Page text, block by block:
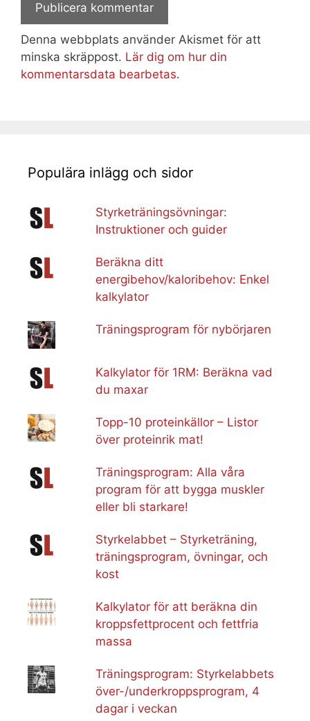
Denna webbplats använder Akismet för att
minska skräppost. Lär dig om hur din
kommentarsdata bearbetas.
Populära inlägg och sidor
Styrketräningsövningar:
Instruktioner och guider
Beräkna ditt
energibehov/kaloribehov: Enkel
kalkylator
Träningsprogram för nybörjaren
Kalkylator för 1RM: Beräkna vad
du maxar
Topp-10 proteinkällor – Listor
över proteinrik mat!
Träningsprogram: Alla våra
program för att bygga muskler
eller bli starkare!
Styrkelabbet – Styrketräning,
träningsprogram, övningar, och
kost
Kalkylator för att beräkna din
kroppsfettprocent och fettfria
massa
Träningsprogram: Styrkelabbets
över-/underkroppsprogram, 4
dagar i veckan